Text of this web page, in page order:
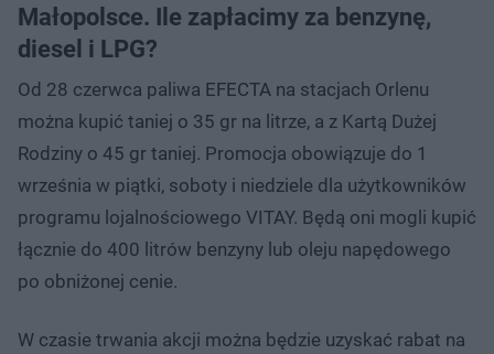
Małopolsce. Ile zapłacimy za benzynę,
diesel i LPG?
Od 28 czerwca paliwa EFECTA na stacjach Orlenu
można kupić taniej o 35 gr na litrze, a z Kartą Dużej
Rodziny o 45 gr taniej. Promocja obowiązuje do 1
września w piątki, soboty i niedziele dla użytkowników
programu lojalnościowego VITAY. Będą oni mogli kupić
łącznie do 400 litrów benzyny lub oleju napędowego
po obniżonej cenie.
W czasie trwania akcji można będzie uzyskać rabat na